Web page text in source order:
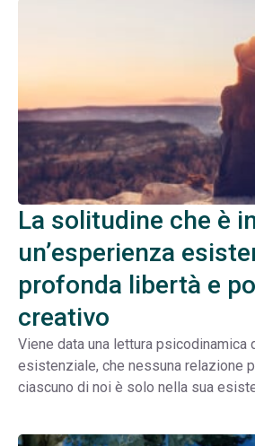
La solitudine che è
un’esperienza
profonda libertà e
creativo
Viene data una lettura psicodinamica
esistenziale, che nessuna relazione
ciascuno di noi è solo nella sua